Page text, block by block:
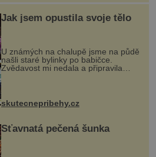
Jak jsem opustila svoje tělo
U známých na chalupě jsme na půdě
našli staré bylinky po babičce.
Zvědavost mi nedala a připravila
jsem si z nich lektvar… Zimní pobyt
na chalupě se pro mě vlastní vinou
změnil v děsivý zážitek, na kt...
skutecnepribehy.cz
Šťavnatá pečená šunka